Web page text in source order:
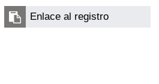
Enlace al registro